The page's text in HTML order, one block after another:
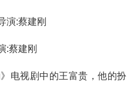
演:蔡建刚
:蔡建刚
电视剧中的王富贵，他的扮